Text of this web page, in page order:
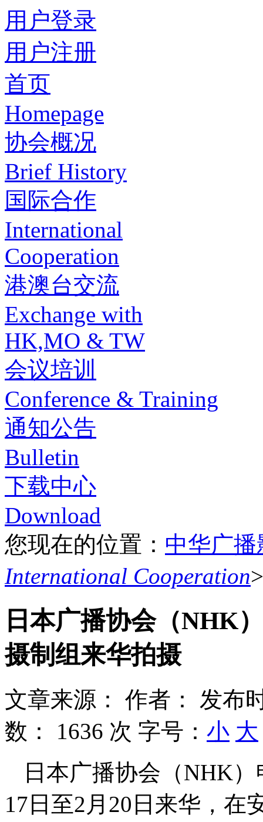
用户登录
用户注册
首页
Homepage
协会概况
Brief History
国际合作
International
Cooperation
港澳台交流
Exchange with
HK,MO & TW
会议培训
Conference & Training
通知公告
Bulletin
下载中心
Download
您现在的位置： 中华广
International Cooperation
日本广播协会（NHK
摄制组来华拍摄
文章来源： 作者：
发布
数： 1636 次 字号： 小 大
日本广播协会（NHK
17日至2月20日来华，在